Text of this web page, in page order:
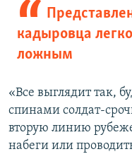
кадыровца
ложным
«Все выглядит так,
спинами солдат-
вторую линию
набеги или